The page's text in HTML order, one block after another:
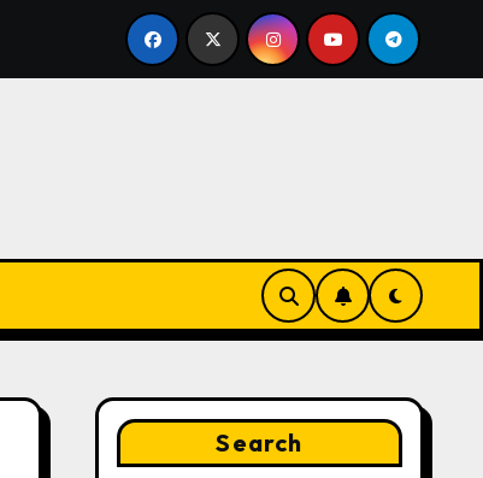
That Drive Brand Growth and Customer
Search